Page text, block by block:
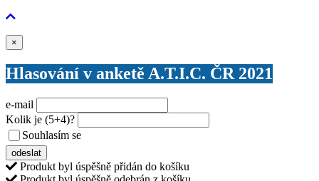
×
Hlasování v anketě A.T.I.C. ČR 2021
e-mail
Kolik je (5+4)?
Souhlasím se
odeslat
Produkt byl úspěšně přidán do košíku